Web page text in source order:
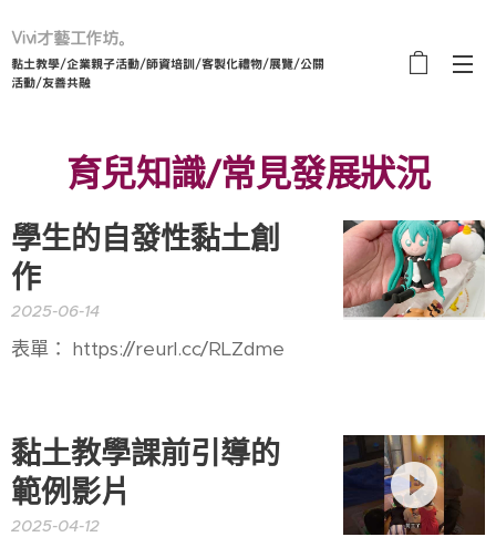
Vivi才藝工作坊。
黏土教學/企業親子活動/師資培訓/客製化禮物/展覽/公關
活動/友善共融
育兒知識/常見發展狀況
學生的自發性黏土創
作
2025-06-14
表單： https://reurl.cc/RLZdme
黏土教學課前引導的
範例影片
2025-04-12